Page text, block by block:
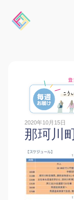
2020年10月15日
那珂川